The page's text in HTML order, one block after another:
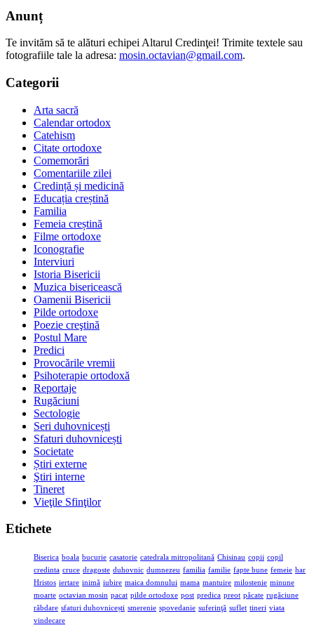
Anunț
Te invităm să te alături echipei Altarul Credinţei! Trimite textele sau
fotografiile tale la adresa: mosin.octavian@gmail.com.
Categorii
Arta sacră
Calendar ortodox
Catehism
Citate ortodoxe
Comemorări
Comentariile zilei
Credință și medicină
Educația creștină
Familia
Femeia creștină
Filme ortodoxe
Iconografie
Interviuri
Istoria Bisericii
Muzica bisericească
Oamenii Bisericii
Pilde ortodoxe
Poezie creştină
Postul Mare
Predici
Provocările vremii
Psihoterapie ortodoxă
Reportaje
Rugăciuni
Sectologie
Seri duhovnicești
Sfaturi duhovnicești
Societate
Știri externe
Ştiri interne
Tineret
Vieţile Sfinţilor
Etichete
Biserica boala bucurie casatorie catedrala mitropolitană Chisinau copii copil
credinta cruce dragoste duhovnic dumnezeu familia familie fapte bune femeie har
Hristos iertare inimă iubire maica domnului mama mantuire milostenie minune
moarte octavian mosin pacat pilde ortodoxe post predica preot păcate rugăciune
răbdare sfaturi duhovnicești smerenie spovedanie suferinţă suflet tineri viata
vindecare